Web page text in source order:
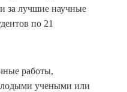
за лучшие научные
по 21
работы,
учеными или